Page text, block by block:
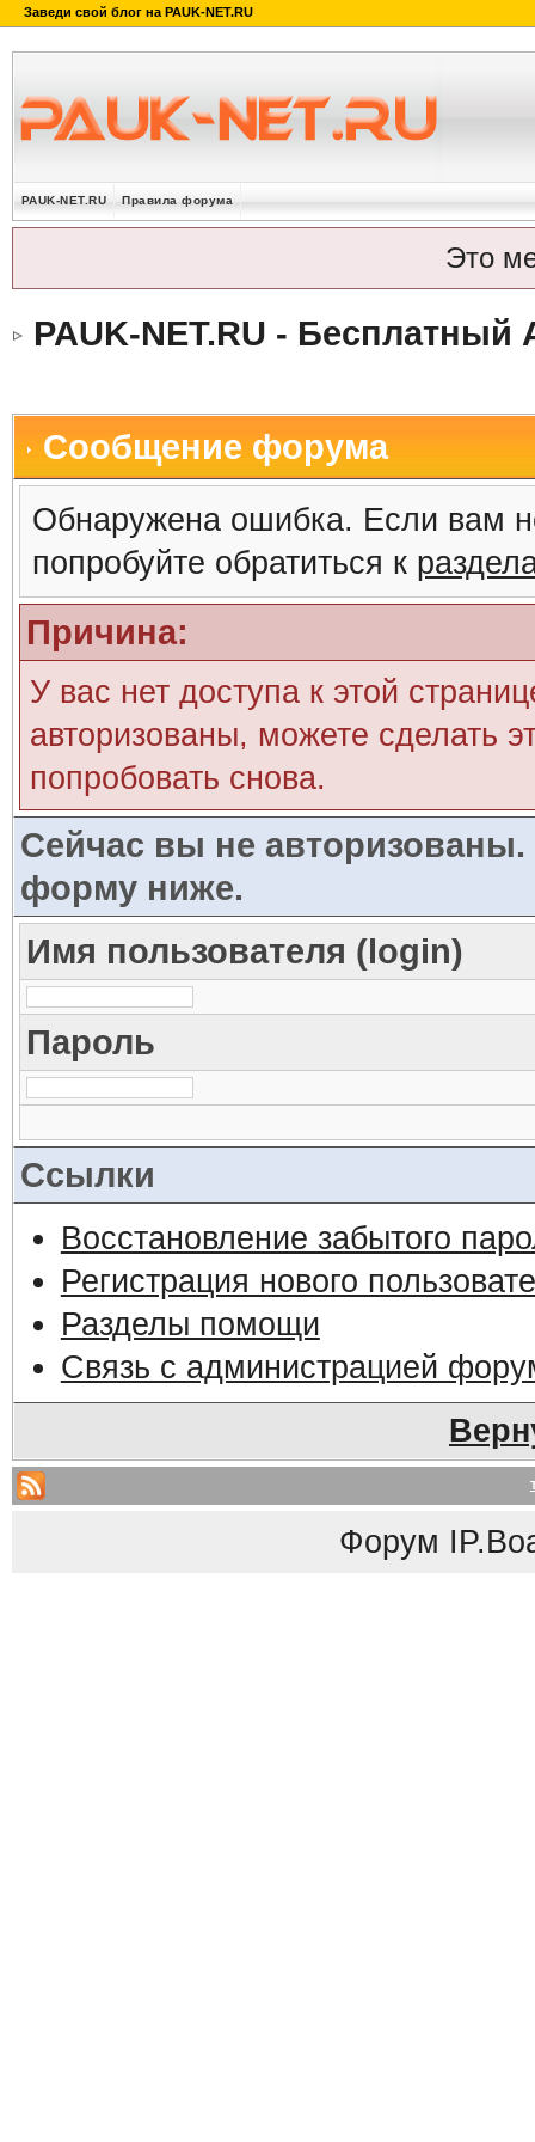
PAUK-NET.RU Правила форума
Это
PAUK-NET.RU -
Сообщение форума
Обнаружена ошибка. Если вам
попробуйте обратиться к
Причина:
У вас нет доступа к этой
авторизованы, можете сделать
попробовать снова.
Сейчас вы не авторизованы.
форму ниже.
Имя пользователя (login)
Пароль
Ссылки
Восстановление забытого
Регистрация нового
Разделы помощи
Связь с администрацией
Форум